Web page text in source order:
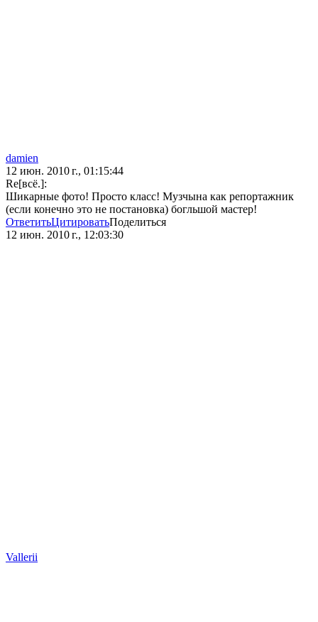
damien
12 июн. 2010 г., 01:15:44
Re[всё.]:
Шикарные фото! Просто класс! Музчына как репортажник
(если конечно это не постановка) богльшой мастер!
ОтветитьЦитироватьПоделиться
12 июн. 2010 г., 12:03:30
Vallerii